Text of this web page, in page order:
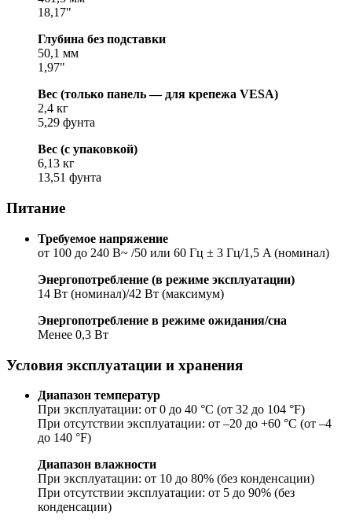
18,17"
Глубина без подставки
50,1 мм
1,97"
Вес (только панель — для крепежа VESA)
2,4 кг
5,29 фунта
Вес (с упаковкой)
6,13 кг
13,51 фунта
Питание
Требуемое напряжение
от 100 до 240 В~ /50 или 60 Гц ± 3 Гц/1,5 A (номинал)
Энергопотребление (в режиме эксплуатации)
14 Вт (номинал)/42 Вт (максимум)
Энергопотребление в режиме ожидания/сна
Менее 0,3 Вт
Условия эксплуатации и хранения
Диапазон температур
При эксплуатации: от 0 до 40 °C (от 32 до 104 °F)
При отсутствии эксплуатации: от –20 до +60 °C (от –4
до 140 °F)
Диапазон влажности
При эксплуатации: от 10 до 80% (без конденсации)
При отсутствии эксплуатации: от 5 до 90% (без
конденсации)